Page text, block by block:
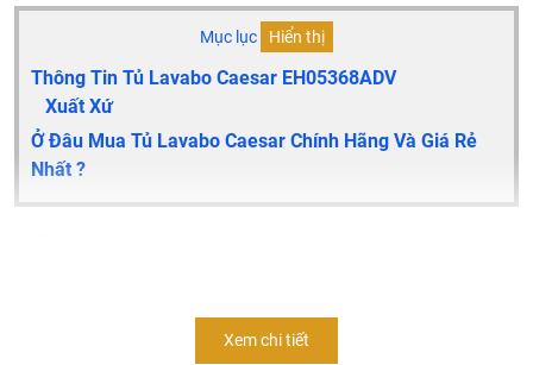
Mục lục Hiển thị
Thông Tin Tủ Lavabo Caesar EH05368ADV
Xuất Xứ
Ở Đâu Mua Tủ Lavabo Caesar Chính Hãng Và Giá Rẻ
Nhất ?
Thiết kế đẹp, phù hợp với nhiều không gian
Tủ đựng các vật dụng giúp không gian thêm rộng rãi
Xem chi tiết